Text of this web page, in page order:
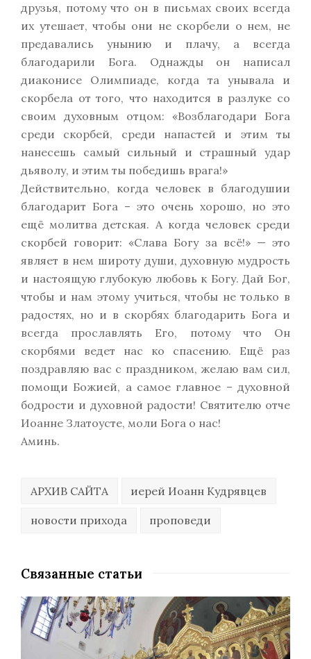
друзья, потому что он в письмах своих всегда
их утешает, чтобы они не скорбели о нем, не
предавались унынию и плачу, а всегда
благодарили Бога. Однажды он написал
диаконисе Олимпиаде, когда та унывала и
скорбела от того, что находится в разлуке со
своим духовным отцом: «Возблагодари Бога
среди скорбей, среди напастей и этим ты
нанесешь самый сильный и страшный удар
дьяволу, и этим ты победишь врага!»
Действительно, когда человек в благодушии
благодарит Бога – это очень хорошо, но это
ещё молитва детская. А когда человек среди
скорбей говорит: «Слава Богу за всё!» — это
являет в нем широту души, духовную мудрость
и настоящую глубокую любовь к Богу. Дай Бог,
чтобы и нам этому учиться, чтобы не только в
радостях, но и в скорбях благодарить Бога и
всегда прославлять Его, потому что Он
скорбями ведет нас ко спасению. Ещё раз
поздравляю вас с праздником, желаю вам сил,
помощи Божией, а самое главное – духовной
бодрости и духовной радости! Святителю отче
Иоанне Златоусте, моли Бога о нас!
Аминь.
АРХИВ САЙТА иерей Иоанн Кудрявцев
новости прихода проповеди
Связанные статьи